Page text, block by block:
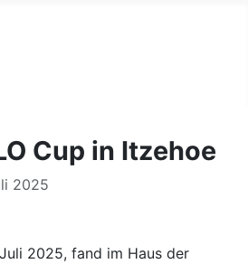
Cup in Itzehoe
2025
2025, fand im Haus der